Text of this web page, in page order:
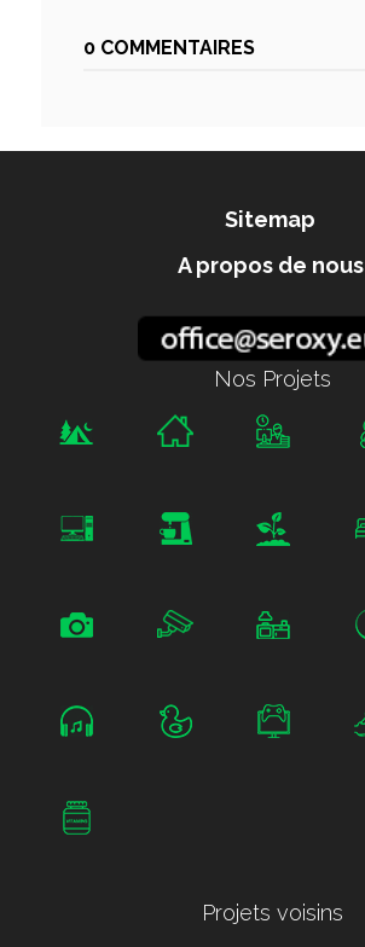
0 COMMENTAIRES
Sitemap
A propos de nous
Nos Projets
Projets voisins